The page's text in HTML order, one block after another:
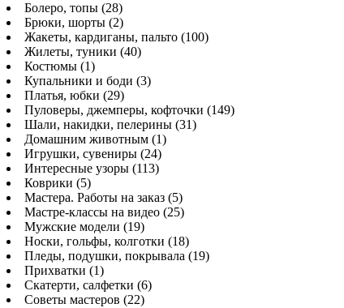
Болеро, топы (28)
Брюки, шорты (2)
Жакеты, кардиганы, пальто (100)
Жилеты, туники (40)
Костюмы (1)
Купальники и боди (3)
Платья, юбки (29)
Пуловеры, джемперы, кофточки (149)
Шали, накидки, пелерины (31)
Домашним животным (1)
Игрушки, сувениры (24)
Интересные узоры (113)
Коврики (5)
Мастера. Работы на заказ (5)
Мастре-классы на видео (25)
Мужские модели (19)
Носки, гольфы, колготки (18)
Пледы, подушки, покрывала (19)
Прихватки (1)
Скатерти, салфетки (6)
Советы мастеров (22)